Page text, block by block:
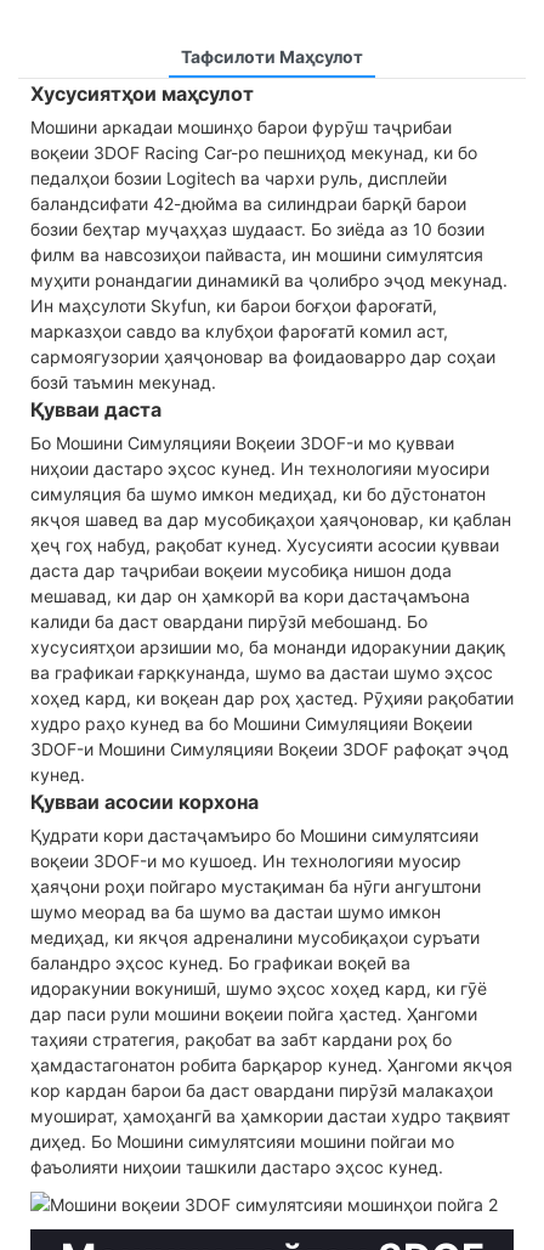
Тафсилоти Маҳсулот
Хусусиятҳои маҳсулот
Мошини аркадаи мошинҳо барои фурӯш таҷрибаи
воқеии 3DOF Racing Car-ро пешниҳод мекунад, ки бо
педалҳои бозии Logitech ва чархи руль, дисплейи
баландсифати 42-дюйма ва силиндраи барқӣ барои
бозии беҳтар муҷаҳҳаз шудааст. Бо зиёда аз 10 бозии
филм ва навсозиҳои пайваста, ин мошини симулятсия
муҳити ронандагии динамикӣ ва ҷолибро эҷод мекунад.
Ин маҳсулоти Skyfun, ки барои боғҳои фароғатӣ,
марказҳои савдо ва клубҳои фароғатӣ комил аст,
сармоягузории ҳаяҷоновар ва фоидаоварро дар соҳаи
бозӣ таъмин мекунад.
Қувваи даста
Бо Мошини Симуляцияи Воқеии 3DOF-и мо қувваи
ниҳоии дастаро эҳсос кунед. Ин технологияи муосири
симуляция ба шумо имкон медиҳад, ки бо дӯстонатон
якҷоя шавед ва дар мусобиқаҳои ҳаяҷоновар, ки қаблан
ҳеҷ гоҳ набуд, рақобат кунед. Хусусияти асосии қувваи
даста дар таҷрибаи воқеии мусобиқа нишон дода
мешавад, ки дар он ҳамкорӣ ва кори дастаҷамъона
калиди ба даст овардани пирӯзӣ мебошанд. Бо
хусусиятҳои арзишии мо, ба монанди идоракунии дақиқ
ва графикаи ғарқкунанда, шумо ва дастаи шумо эҳсос
хоҳед кард, ки воқеан дар роҳ ҳастед. Рӯҳияи рақобатии
худро раҳо кунед ва бо Мошини Симуляцияи Воқеии
3DOF-и Мошини Симуляцияи Воқеии 3DOF рафоқат эҷод
кунед.
Қувваи асосии корхона
Қудрати кори дастаҷамъиро бо Мошини симулятсияи
воқеии 3DOF-и мо кушоед. Ин технологияи муосир
ҳаяҷони роҳи пойгаро мустақиман ба нӯги ангуштони
шумо меорад ва ба шумо ва дастаи шумо имкон
медиҳад, ки якҷоя адреналини мусобиқаҳои суръати
баландро эҳсос кунед. Бо графикаи воқеӣ ва
идоракунии вокунишӣ, шумо эҳсос хоҳед кард, ки гӯё
дар паси рули мошини воқеии пойга ҳастед. Ҳангоми
таҳияи стратегия, рақобат ва забт кардани роҳ бо
ҳамдастагонатон робита барқарор кунед. Ҳангоми якҷоя
кор кардан барои ба даст овардани пирӯзӣ малакаҳои
муошират, ҳамоҳангӣ ва ҳамкории дастаи худро тақвият
диҳед. Бо Мошини симулятсияи мошини пойгаи мо
фаъолияти ниҳоии ташкили дастаро эҳсос кунед.